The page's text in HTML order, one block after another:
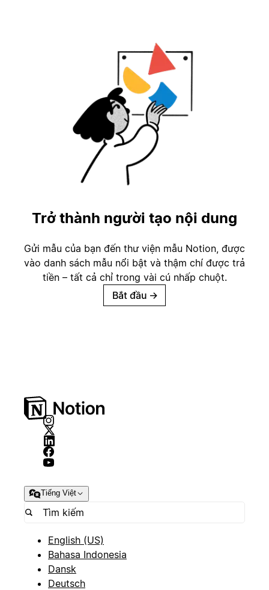
Trở thành người tạo nội dung
Gửi mẫu của bạn đến thư viện mẫu Notion, được
vào danh sách mẫu nổi bật và thậm chí được trả
tiền – tất cả chỉ trong vài cú nhấp chuột.
Bắt đầu →
Tiếng Việt
English (US)
Bahasa Indonesia
Dansk
Deutsch